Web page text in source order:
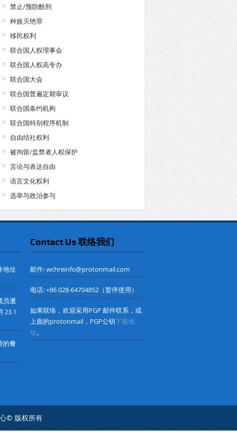
禁止/预防酷刑
种族灭绝罪
移民权利
联合国人权理事会
联合国人权高专办
联合国大会
联合国普遍定期审议
联合国条约机构
联合国特别程序机制
自由结社权利
被拘留/监禁者人权保护
言论与表达自由
语言文化权利
选举与政治参与
地址
员遭
23 1
的餐
Contact Us 联络我们
邮件: wchreinfo@protonmail.com
电话: +86 028-64704852（暂停使用）
如果联络，欢迎采用PGP 邮件联系，或
上面的protonmail，PGP公钥下载地
址。
© 版权所有